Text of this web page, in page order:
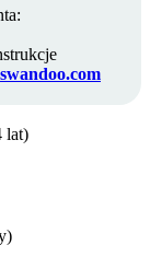
swandoo.com
lat)